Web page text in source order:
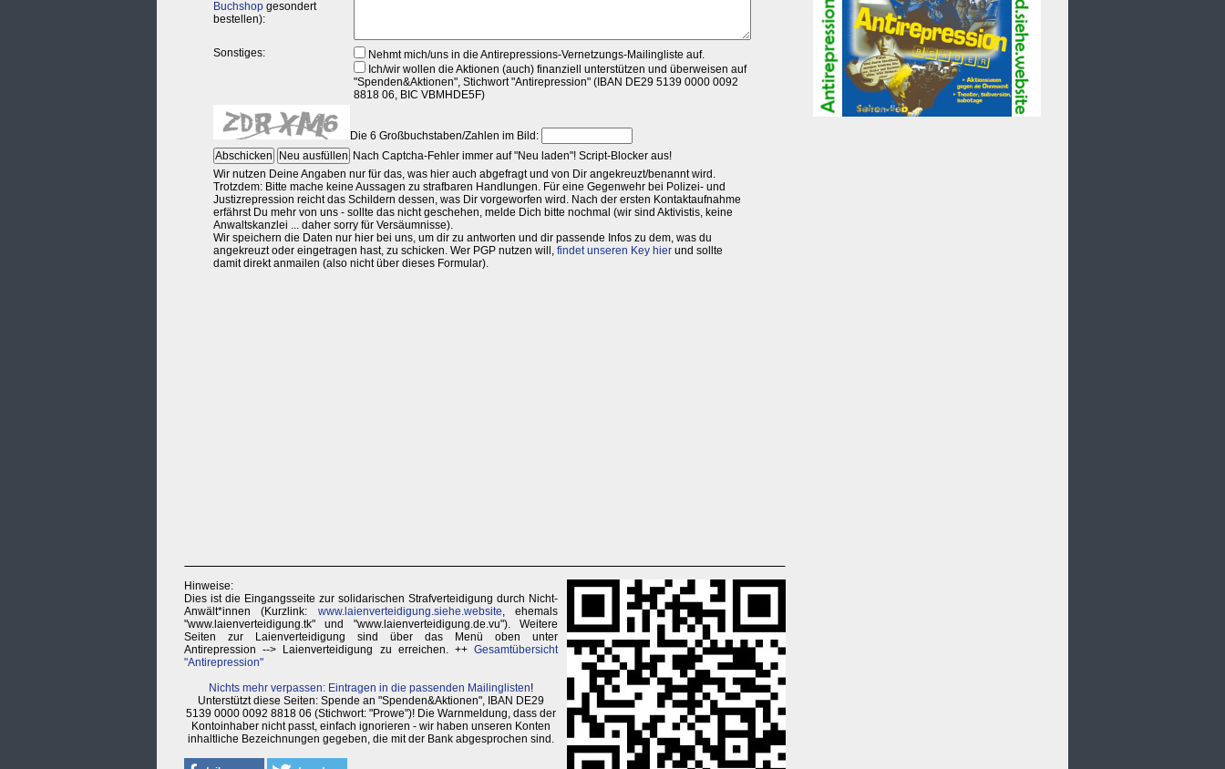
Hinweise:
Dies ist die Eingangsseite zur solidarischen Strafverteidigung durch Nicht-
Anwält*innen (Kurzlink: www.laienverteidigung.siehe.website, ehemals
"www.laienverteidigung.tk" und "www.laienverteidigung.de.vu"). Weitere
Seiten zur Laienverteidigung sind über das Menü oben unter
Antirepression --> Laienverteidigung zu erreichen. ++ Gesamtübersicht
"Antirepression"
Nichts mehr verpassen: Eintragen in die passenden Mailinglisten!
Unterstützt diese Seiten: Spende an "Spenden&Aktionen", IBAN DE29
5139 0000 0092 8818 06 (Stichwort: "Prowe")! Die Warnmeldung, dass der
Kontoinhaber nicht passt, einfach ignorieren - wir haben unseren Konten
inhaltliche Bezeichnungen gegeben, die mit der Bank abgesprochen sind.